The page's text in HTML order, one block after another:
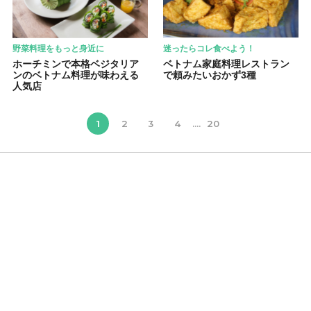
野菜料理をもっと身近に
ホーチミンで本格ベジタリア
ンのベトナム料理が味わえる
人気店
迷ったらコレ食べよう！
ベトナム家庭料理レストラン
で頼みたいおかず3種
1 2 3 4 .... 20